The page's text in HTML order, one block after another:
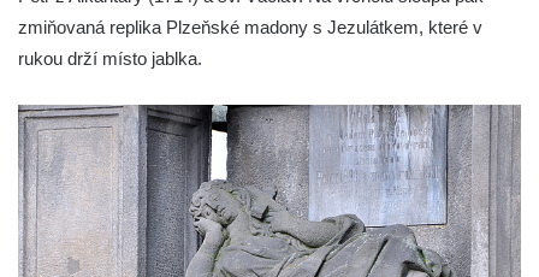
Sloup Panny Marie ve Stráži pod Ralskem
Sloup Panny Marie v Doksech
sv. Karla Boromejského a sv. Alžběty
Durynské v Mostě
Sloup se sochami sv. Jana Nepomuckého,
sv. Vojtěcha a sv. Václava v Mostě
Sloup Nejsvětější Trojice v Dubé
zmiňovaná replika Plzeňské madony s Jezulátkem, které v
rukou drží místo jablka.